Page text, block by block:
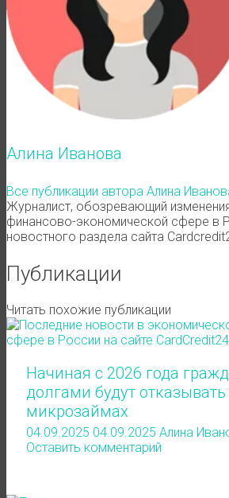
Алина Иванова
Все публикации автора Алина
Журналист, обозревающий
финансово-экономической сфере в
новостного раздела сайта
Публикации
Читать похожие публикации
Начиная с 2026 года
долгами будут отказывать
микрозаймах
04.09.2025 04.09.2025 Алина
Оставить комментарий